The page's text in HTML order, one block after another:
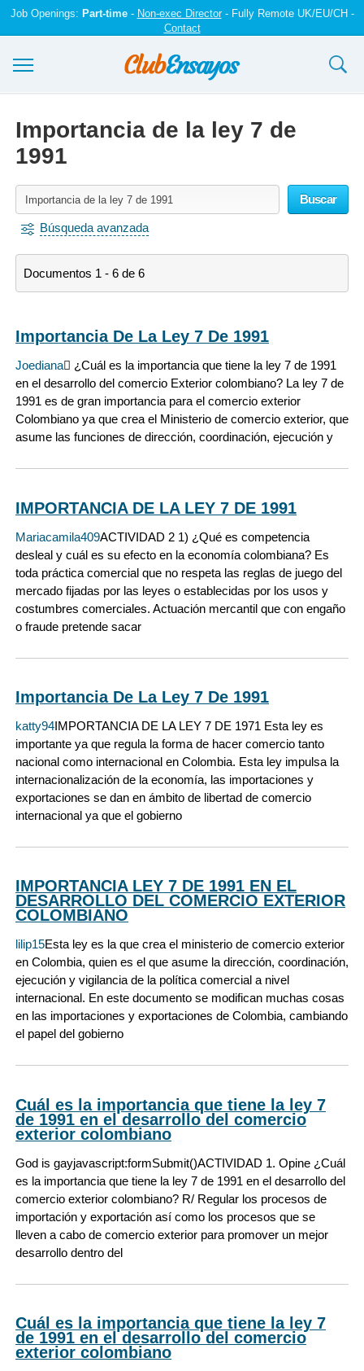
Job Openings: Part-time- Non-exec Director- Fully Remote UK/EU/CH -
Contact
Registrarse
Iniciar sesión
Contáctenos
Importancia de la ley 7 de
1991
Buscar
Búsqueda avanzada
Documentos 1 - 6 de 6
Importancia De La Ley 7 De 1991
Joediana ¿Cuál es la importancia que tiene la ley 7 de 1991
en el desarrollo del comercio Exterior colombiano? La ley 7 de
1991 es de gran importancia para el comercio exterior
Colombiano ya que crea el Ministerio de comercio exterior, que
asume las funciones de dirección, coordinación, ejecución y
IMPORTANCIA DE LA LEY 7 DE 1991
Mariacamila409ACTIVIDAD 2 1) ¿Qué es competencia
desleal y cuál es su efecto en la economía colombiana? Es
toda práctica comercial que no respeta las reglas de juego del
mercado fijadas por las leyes o establecidas por los usos y
costumbres comerciales. Actuación mercantil que con engaño
o fraude pretende sacar
Importancia De La Ley 7 De 1991
katty94IMPORTANCIA DE LA LEY 7 DE 1971 Esta ley es
importante ya que regula la forma de hacer comercio tanto
nacional como internacional en Colombia. Esta ley impulsa la
internacionalización de la economía, las importaciones y
exportaciones se dan en ámbito de libertad de comercio
internacional ya que el gobierno
IMPORTANCIA LEY 7 DE 1991 EN EL
DESARROLLO DEL COMERCIO EXTERIOR
COLOMBIANO
lilip15Esta ley es la que crea el ministerio de comercio exterior
en Colombia, quien es el que asume la dirección, coordinación,
ejecución y vigilancia de la política comercial a nivel
internacional. En este documento se modifican muchas cosas
en las importaciones y exportaciones de Colombia, cambiando
el papel del gobierno
Cuál es la importancia que tiene la ley 7
de 1991 en el desarrollo del comercio
exterior colombiano
God is gayjavascript:formSubmit()ACTIVIDAD 1. Opine ¿Cuál
es la importancia que tiene la ley 7 de 1991 en el desarrollo del
comercio exterior colombiano? R/ Regular los procesos de
importación y exportación así como los procesos que se
lleven a cabo de comercio exterior para promover un mejor
desarrollo dentro del
Cuál es la importancia que tiene la ley 7
de 1991 en el desarrollo del comercio
exterior colombiano